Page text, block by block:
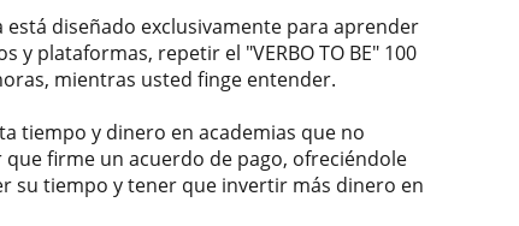
está diseñado exclusivamente para aprender
plataformas, repetir el "VERBO TO BE" 100
mientras usted finge entender.
tiempo y dinero en academias que no
firme un acuerdo de pago, ofreciéndole
su tiempo y tener que invertir más dinero en